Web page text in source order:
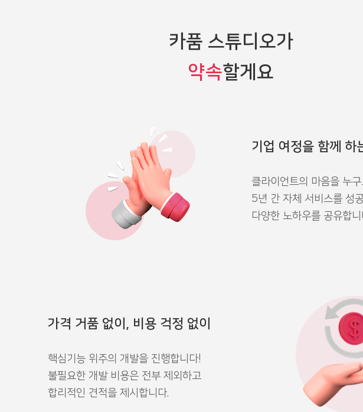
카품 스튜디오가
약속할게요
기업 여정을 함께 하
클라이언트의 마음을 누
5년 간 자체 서비스를 성
다양한 노하우를 공유합니
가격 거품 없이, 비용 걱정 없이
핵심기능 위주의 개발을 진행합니다!
불필요한 개발 비용은 전부 제외하고
합리적인 견적을 제시합니다.